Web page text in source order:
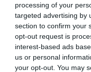
processing of your
targeted advertising by
section to confirm your
opt-out request is
interest-based ads
us or personal
your opt-out. You may